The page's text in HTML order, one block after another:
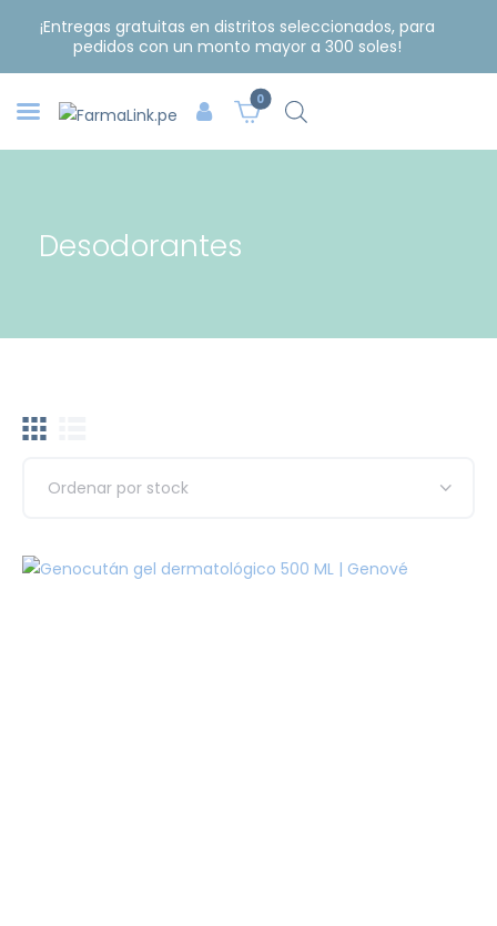
¡Entregas gratuitas en distritos seleccionados, para
pedidos con un monto mayor a 300 soles!
0
Desodorantes